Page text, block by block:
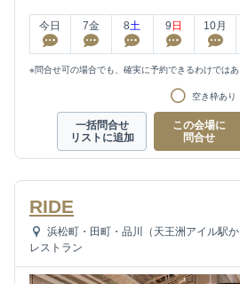
今日 7金 8土 9 日 10月
※問合せ可の場合でも、確実に予約できるわけではあ
空き枠あり
一括問合せ
リストに追加
この会場に
問合せ
RIDE
浜松町・田町・品川（天王洲アイル駅か
レストラン